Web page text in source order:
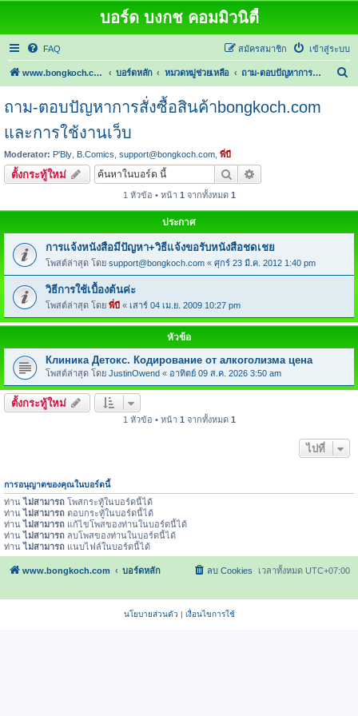
บอร์ด บงกช คอมมิวนิตี้
FAQ เข้าสู่ระบบ
สมัครสมาชิก
www.bongkoch.com บอร์ดหลัก หมวดหมู่ช่วยเหลือ ถาม-ตอบปัญหาการสั่งซื้อสินค้าbongkoch.com และการใช้งานเว็บ
ถาม-ตอบปัญหาการสั่งซื้อสินค้าbongkoch.com
และการใช้งานเว็บ
Moderator: P'Bly B.Comics support@bongkoch.com พี่บี
ตั้งกระทู้ใหม่ ค้นหา
1 หัวข้อ • หน้า 1 จากทั้งหมด 1
ประกาศ
การแจ้งหนังสือมีปัญหา+วิธีแจ้งขอรับหนังสือชดเชย
โพสต์ล่าสุด โดย support@bongkoch.com « ศุกร์ 23 มี.ค. 2012 1:40 pm
วิธีการใช้เบื้องต้นค่ะ
โพสต์ล่าสุด โดย พี่บี « เสาร์ 04 เม.ย. 2009 10:27 pm
หัวข้อ
Клиника Детокс. Кодирование от алкоголизма цена
โพสต์ล่าสุด โดย JustinOwend « อาทิตย์ 09 ส.ค. 2026 3:50 am
ตั้งกระทู้ใหม่
1 หัวข้อ • หน้า 1 จากทั้งหมด 1
ไปที่
การอนุญาตของคุณในบอร์ดนี้
ท่านไม่สามารถ โพสกระทู้ในบอร์ดนี้ได้
ท่านไม่สามารถ ตอบกระทู้ในบอร์ดนี้ได้
ท่านไม่สามารถ แก้ไขโพสของท่านในบอร์ดนี้ได้
ท่านไม่สามารถ ลบโพสของท่านในบอร์ดนี้ได้
ท่านไม่สามารถ แนบไฟล์ในบอร์ดนี้ได้
www.bongkoch.com บอร์ดหลัก เวลาทั้งหมด UTC+07:00
ลบ Cookies
นโยบายส่วนตัว | เงื่อนไขการใช้